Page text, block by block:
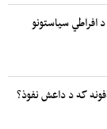
افراطي سیاستونو
که د داعش نفوذ؟